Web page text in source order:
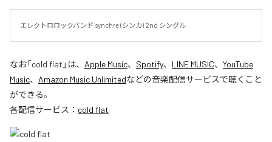
エレクトロロックバンド synchre (シンカ) 2nd シングル
なお「cold flat 」は、 Apple Music、 Spotify、 LINE MUSIC、 YouTube
Music、 Amazon Music Unlimitedなどの音楽配信サービスで聴くこと
ができる。
各配信サービス： cold flat